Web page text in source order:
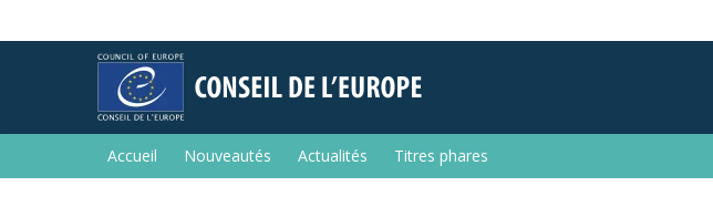
Accueil Nouveautés Actualités Titres phares